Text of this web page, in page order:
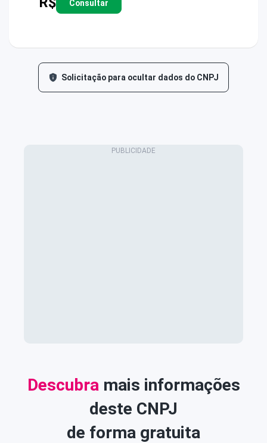
Consultar
Solicitação para ocultar dados do CNPJ
Descubra mais informações
deste CNPJ
de forma gratuita